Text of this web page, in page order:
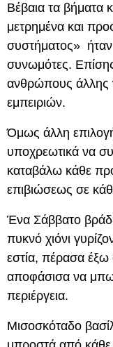
Βέβαια τα βήματα
μετρημένα και
συστήματος» ήταν
συνωμότες.
ανθρώπους άλλης
εμπειριών.
Όμως άλλη
υποχρεωτικά να
καταβάλω κάθε
επιβιώσεως σε
Ένα Σάββατο
πυκνό χιόνι
εστία, πέρασα έξω
αποφάσισα να
περιέργεια.
Μισοσκόταδο